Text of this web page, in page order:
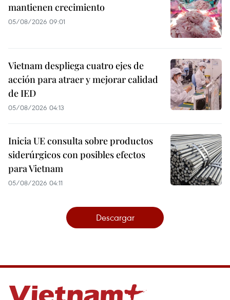
mantienen crecimiento
05/08/2026 09:01
Vietnam despliega cuatro ejes de
acción para atraer y mejorar calidad
de IED
05/08/2026 04:13
Inicia UE consulta sobre productos
siderúrgicos con posibles efectos
para Vietnam
05/08/2026 04:11
Descargar